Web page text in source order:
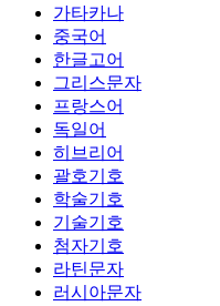
가타카나
중국어
한글고어
그리스문자
프랑스어
독일어
히브리어
괄호기호
학술기호
기술기호
첨자기호
라틴문자
러시아문자